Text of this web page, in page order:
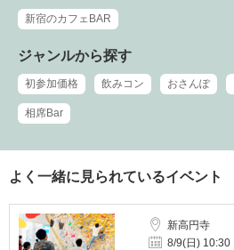
新宿のカフェBAR
ジャンルから探す
初参加価格 飲みコン おさんぽ
相席Bar
よく一緒に見られているイベント
新高円寺
8/9(日) 10:30